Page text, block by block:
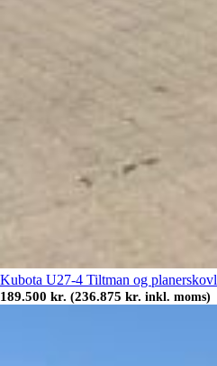
Kubota U27-4 Tiltman og planerskovl
189.500 kr. (236.875 kr. inkl. moms)